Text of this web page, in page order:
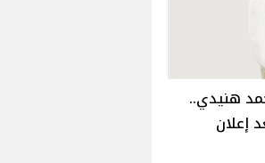
هنيدي..
إعلان